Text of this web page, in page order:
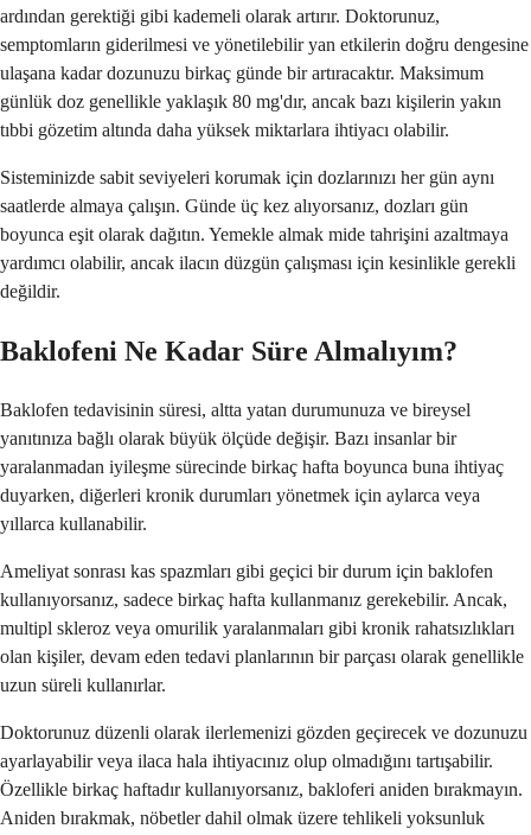
ardından gerektiği gibi kademeli olarak artırır. Doktorunuz,
semptomların giderilmesi ve yönetilebilir yan etkilerin doğru dengesine
ulaşana kadar dozunuzu birkaç günde bir artıracaktır. Maksimum
günlük doz genellikle yaklaşık 80 mg'dır, ancak bazı kişilerin yakın
tıbbi gözetim altında daha yüksek miktarlara ihtiyacı olabilir.
Sisteminizde sabit seviyeleri korumak için dozlarınızı her gün aynı
saatlerde almaya çalışın. Günde üç kez alıyorsanız, dozları gün
boyunca eşit olarak dağıtın. Yemekle almak mide tahrişini azaltmaya
yardımcı olabilir, ancak ilacın düzgün çalışması için kesinlikle gerekli
değildir.
Baklofeni Ne Kadar Süre Almalıyım?
Baklofen tedavisinin süresi, altta yatan durumunuza ve bireysel
yanıtınıza bağlı olarak büyük ölçüde değişir. Bazı insanlar bir
yaralanmadan iyileşme sürecinde birkaç hafta boyunca buna ihtiyaç
duyarken, diğerleri kronik durumları yönetmek için aylarca veya
yıllarca kullanabilir.
Ameliyat sonrası kas spazmları gibi geçici bir durum için baklofen
kullanıyorsanız, sadece birkaç hafta kullanmanız gerekebilir. Ancak,
multipl skleroz veya omurilik yaralanmaları gibi kronik rahatsızlıkları
olan kişiler, devam eden tedavi planlarının bir parçası olarak genellikle
uzun süreli kullanırlar.
Doktorunuz düzenli olarak ilerlemenizi gözden geçirecek ve dozunuzu
ayarlayabilir veya ilaca hala ihtiyacınız olup olmadığını tartışabilir.
Özellikle birkaç haftadır kullanıyorsanız, bakloferi aniden bırakmayın.
Aniden bırakmak, nöbetler dahil olmak üzere tehlikeli yoksunluk